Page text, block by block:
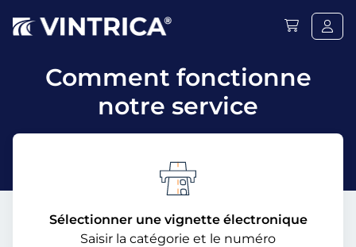
Comment fonctionne
notre service
Sélectionner une vignette électronique
Saisir la catégorie et le numéro